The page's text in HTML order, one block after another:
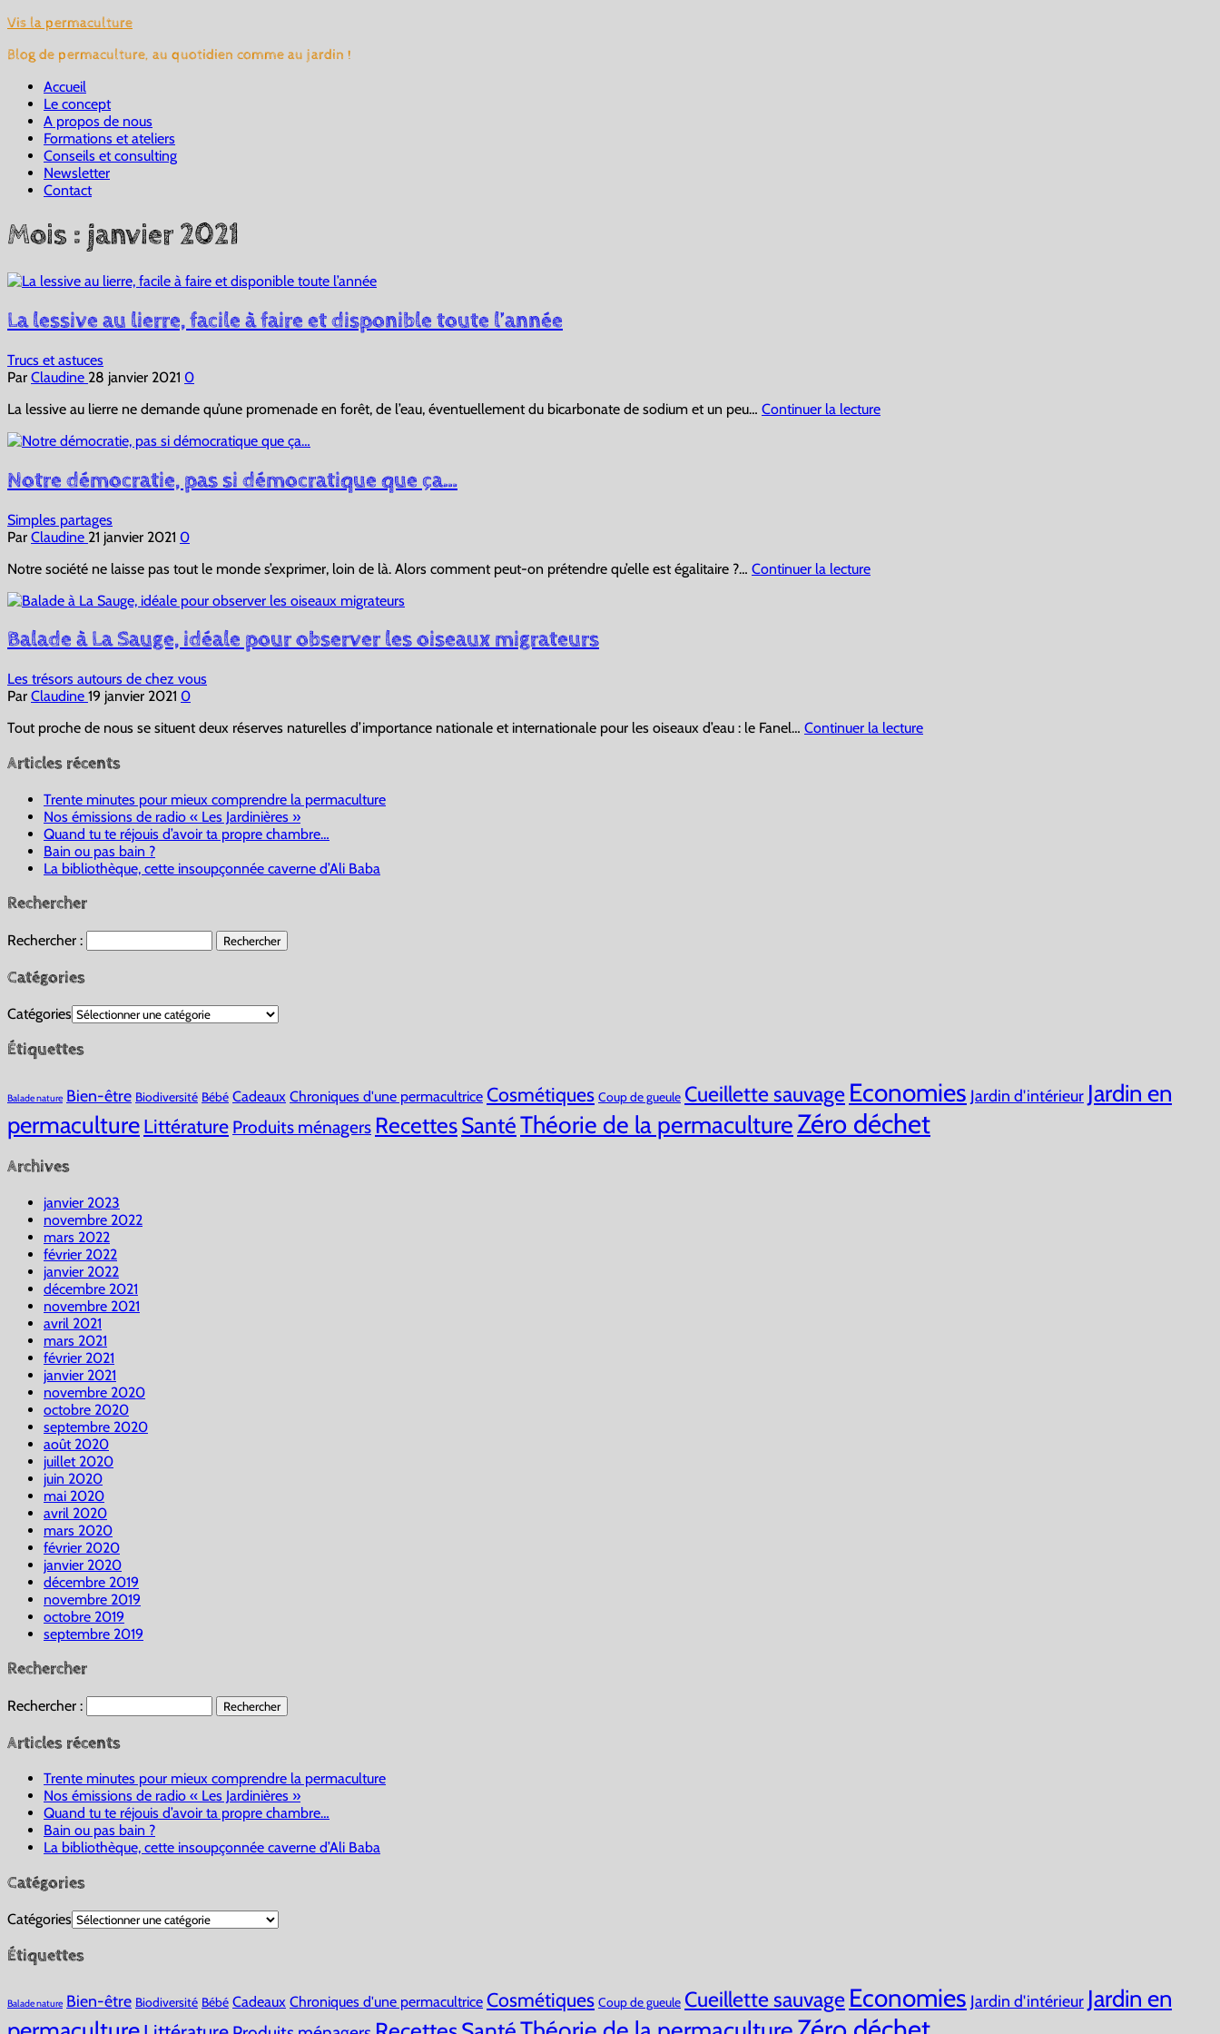
Vis la permaculture
Blog de permaculture, au quotidien comme au jardin !
Accueil
Le concept
A propos de nous
Formations et ateliers
Conseils et consulting
Newsletter
Contact
Mois : janvier 2021
La lessive au lierre, facile à faire et disponible toute l’année
Trucs et astuces
Par Claudine 28 janvier 2021 0
La lessive au lierre ne demande qu’une promenade en forêt, de l’eau, éventuellement du bicarbonate de sodium et un peu… Continuer la lecture
Notre démocratie, pas si démocratique que ça…
Simples partages
Par Claudine 21 janvier 2021 0
Notre société ne laisse pas tout le monde s’exprimer, loin de là. Alors comment peut-on prétendre qu’elle est égalitaire ?… Continuer la lecture
Balade à La Sauge, idéale pour observer les oiseaux migrateurs
Les trésors autours de chez vous
Par Claudine 19 janvier 2021 0
Tout proche de nous se situent deux réserves naturelles d’importance nationale et internationale pour les oiseaux d’eau : le Fanel… Continuer la lecture
Articles récents
Trente minutes pour mieux comprendre la permaculture
Nos émissions de radio « Les Jardinières »
Quand tu te réjouis d’avoir ta propre chambre…
Bain ou pas bain ?
La bibliothèque, cette insoupçonnée caverne d’Ali Baba
Rechercher
Rechercher :
Catégories
Catégories
Étiquettes
Balade nature Bien-être Biodiversité Bébé Cadeaux Chroniques d'une permacultrice Cosmétiques Coup de gueule Cueillette sauvage Economies Jardin d'intérieur Jardin en
permacultureLittérature Produits ménagers RecettesSantéThéorie de la permacultureZéro déchet
Archives
janvier 2023
novembre 2022
mars 2022
février 2022
janvier 2022
décembre 2021
novembre 2021
avril 2021
mars 2021
février 2021
janvier 2021
novembre 2020
octobre 2020
septembre 2020
août 2020
juillet 2020
juin 2020
mai 2020
avril 2020
mars 2020
février 2020
janvier 2020
décembre 2019
novembre 2019
octobre 2019
septembre 2019
Rechercher
Rechercher :
Articles récents
Trente minutes pour mieux comprendre la permaculture
Nos émissions de radio « Les Jardinières »
Quand tu te réjouis d’avoir ta propre chambre…
Bain ou pas bain ?
La bibliothèque, cette insoupçonnée caverne d’Ali Baba
Catégories
Catégories
Étiquettes
Balade nature Bien-être Biodiversité Bébé Cadeaux Chroniques d'une permacultrice Cosmétiques Coup de gueule Cueillette sauvage Economies Jardin d'intérieur Jardin en